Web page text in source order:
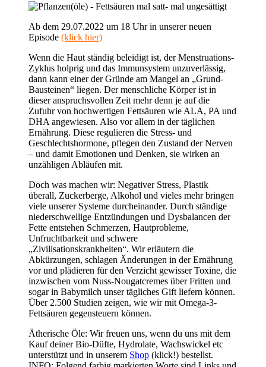
Ab dem 29.07.2022 um 18 Uhr in unserer neuen
Episode (klick hier)
Wenn die Haut ständig beleidigt ist, der Menstruations-
Zyklus holprig und das Immunsystem unzuverlässig,
dann kann einer der Gründe am Mangel an „Grund-
Bausteinen“ liegen. Der menschliche Körper ist in
dieser anspruchsvollen Zeit mehr denn je auf die
Zufuhr von hochwertigen Fettsäuren wie ALA, PA und
DHA angewiesen. Also vor allem in der täglichen
Ernährung. Diese regulieren die Stress- und
Geschlechtshormone, pflegen den Zustand der Nerven
– und damit Emotionen und Denken, sie wirken an
unzähligen Abläufen mit.
Doch was machen wir: Negativer Stress, Plastik
überall, Zuckerberge, Alkohol und vieles mehr bringen
viele unserer Systeme durcheinander. Durch ständige
niederschwellige Entzündungen und Dysbalancen der
Fette entstehen Schmerzen, Hautprobleme,
Unfruchtbarkeit und schwere
„Zivilisationskrankheiten“. Wir erläutern die
Abkürzungen, schlagen Änderungen in der Ernährung
vor und plädieren für den Verzicht gewisser Toxine, die
inzwischen vom Nuss-Nougatcremes über Fritten und
sogar in Babymilch unser tägliches Gift liefern können.
Über 2.500 Studien zeigen, wie wir mit Omega-3-
Fettsäuren gegensteuern können.
Ätherische Öle: Wir freuen uns, wenn du uns mit dem
Kauf deiner Bio-Düfte, Hydrolate, Wachswickel etc
unterstützt und in unserem Shop (klick!) bestellst.